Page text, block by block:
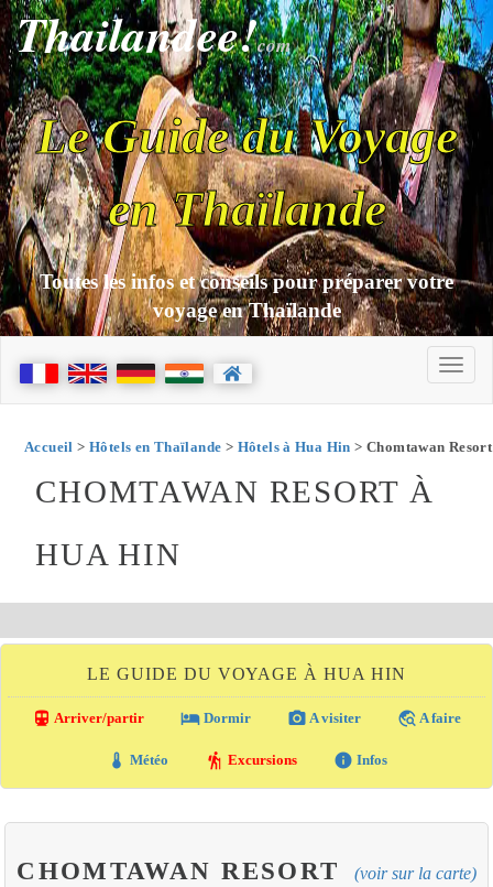
Thailandee!com
Le Guide du Voyage
en Thaïlande
Toutes les infos et conseils pour préparer votre
voyage en Thaïlande
Accueil > Hôtels en Thaïlande > Hôtels à Hua Hin > Chomtawan Resort
CHOMTAWAN RESORT À
HUA HIN
LE GUIDE DU VOYAGE À HUA HIN
directions_transit Arriver/partir local_hotel Dormir photo_camera A visiter travel_explore A faire
thermostat Météo hiking Excursions info Infos
CHOMTAWAN RESORT (voir sur la carte)